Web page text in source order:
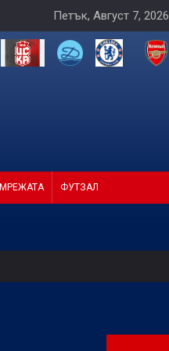
Петък, Август 7, 2026
МРЕЖАТА ФУТЗАЛ